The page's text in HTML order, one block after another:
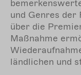
und Genres der
über die
Maßnahme
ländlichen und